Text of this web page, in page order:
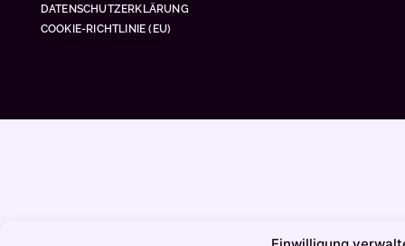
DATENSCHUTZERKLÄRUNG
COOKIE-RICHTLINIE (EU)